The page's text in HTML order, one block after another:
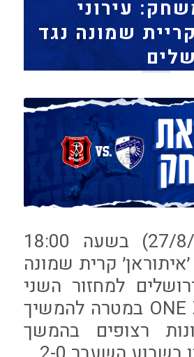
עירוני
שמונה נגד
היום (27/8/2022) בשעה 18:00
קרית שמונה
למחזור השני
בליגת ONE ZERO במטרה להמשיך
רצופים בהמשך